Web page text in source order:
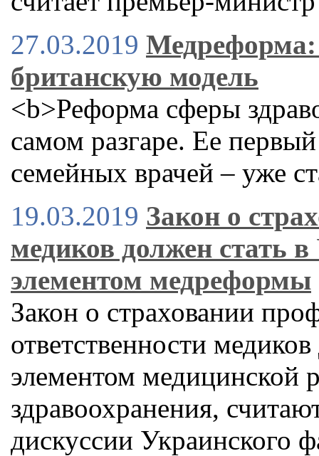
27.03.2019
британскую модель
<b>Реформа сферы
самом разгаре. Ее
семейных врачей – уже
19.03.2019 Закон о
медиков должен стать
элементом медреформы
Закон о страховании
ответственности
элементом медицинской
здравоохранения,
дискуссии Украинского